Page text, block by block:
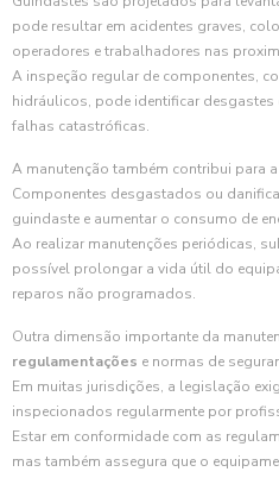
pode resultar em acidentes graves,
operadores e trabalhadores nas
A inspeção regular de componentes,
hidráulicos, pode identificar
falhas catastróficas.
A manutenção também contribui para a
Componentes desgastados ou
guindaste e aumentar o consumo de
Ao realizar manutenções periódicas,
possível prolongar a vida útil do
reparos não programados.
Outra dimensão importante da
regulamentações e normas de
Em muitas jurisdições, a legislação
inspecionados regularmente por
Estar em conformidade com as
mas também assegura que o